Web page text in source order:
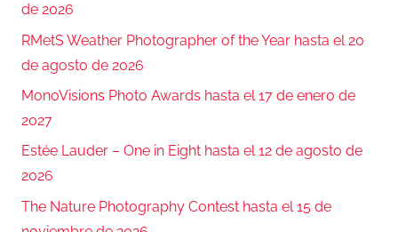
de 2026
RMetS Weather Photographer of the Year hasta el 20
de agosto de 2026
MonoVisions Photo Awards hasta el 17 de enero de
2027
Estée Lauder – One in Eight hasta el 12 de agosto de
2026
The Nature Photography Contest hasta el 15 de